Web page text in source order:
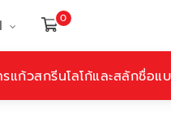
0
รแก้วสกรีนโลโก้และสลักชื่อแ